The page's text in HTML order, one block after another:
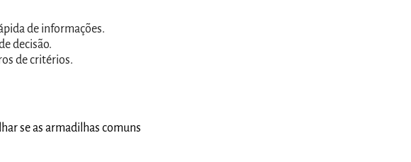
de informações.
decisão.
de critérios.
se as armadilhas comuns